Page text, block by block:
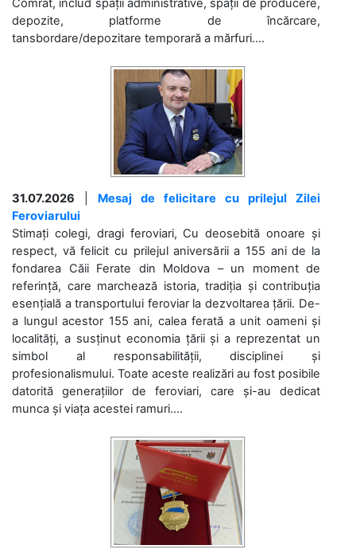
Comrat, includ spații administrative, spații de producere,
depozite, platforme de încărcare,
tansbordare/depozitare temporară a mărfuri....
31.07.2026
Mesaj de felicitare cu prilejul Zilei
Feroviarului
Stimați colegi, dragi feroviari, Cu deosebită onoare și
respect, vă felicit cu prilejul aniversării a 155 ani de la
fondarea Căii Ferate din Moldova – un moment de
referință, care marchează istoria, tradiția și contribuția
esențială a transportului feroviar la dezvoltarea țării. De-
a lungul acestor 155 ani, calea ferată a unit oameni și
localități, a susținut economia țării și a reprezentat un
simbol al responsabilității, disciplinei și
profesionalismului. Toate aceste realizări au fost posibile
datorită generațiilor de feroviari, care și-au dedicat
munca și viața acestei ramuri....